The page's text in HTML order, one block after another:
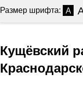
Размер шрифта: A
Кущёвский